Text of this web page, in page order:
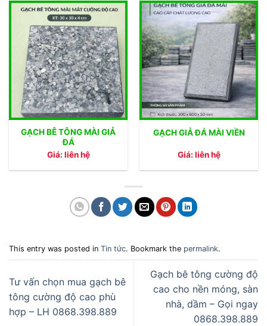
GẠCH BÊ TÔNG MÀI GIẢ
ĐÁ
Giá: liên hệ
GẠCH GIẢ ĐÁ MÀI VIỀN
Giá: liên hệ
This entry was posted in Tin tức. Bookmark the permalink.
Tư vấn chọn mua gạch bê
tông cường độ cao phù
hợp – LH 0868.398.889
Gạch bê tông cường độ
cao cho nền móng, sàn
nhà, dầm – Gọi ngay
0868.398.889